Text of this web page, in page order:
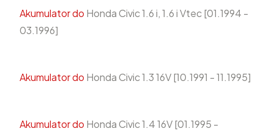
Akumulator do Honda Civic 1.6 i, 1.6 i Vtec [01.1994 -
03.1996]
Akumulator do Honda Civic 1.3 16V [10.1991 - 11.1995]
Akumulator do Honda Civic 1.4 16V [01.1995 -